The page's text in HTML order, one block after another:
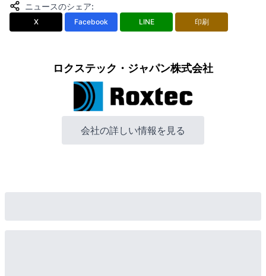
ニュースのシェア:
X Facebook LINE 印刷
ロクステック・ジャパン株式会社
会社の詳しい情報を見る